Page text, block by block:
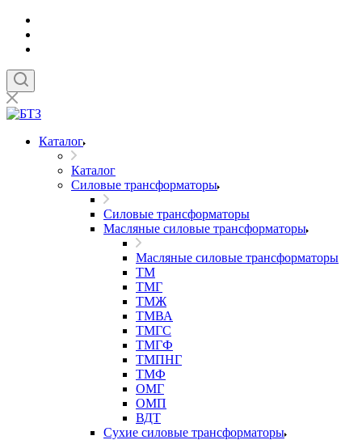
Каталог
Каталог
Силовые трансформаторы
Силовые трансформаторы
Масляные силовые трансформаторы
Масляные силовые трансформаторы
ТМ
ТМГ
ТМЖ
ТМВА
ТМГС
ТМГФ
ТМПНГ
ТМФ
ОМГ
ОМП
ВДТ
Сухие силовые трансформаторы